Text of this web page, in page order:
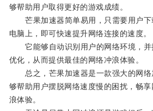
够帮助用户取得更好的游戏成绩。
芒果加速器简单易用，只需要用户下
电脑上，即可快速提升网络连接的速度。
它能够自动识别用户的网络环境，并
优化，从而提供最佳的网络冲浪体验。
总之，芒果加速器是一款强大的网络
够帮助用户摆脱网络速度慢的困扰，畅
浪体验。